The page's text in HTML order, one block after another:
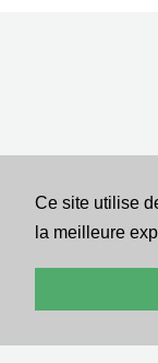
Ce site utilise
la meilleure